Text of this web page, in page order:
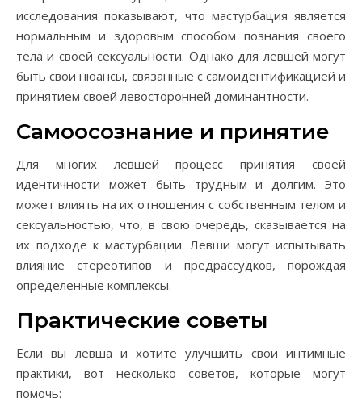
исследования показывают, что мастурбация является
нормальным и здоровым способом познания своего
тела и своей сексуальности. Однако для левшей могут
быть свои нюансы, связанные с самоидентификацией и
принятием своей левосторонней доминантности.
Самоосознание и принятие
Для многих левшей процесс принятия своей
идентичности может быть трудным и долгим. Это
может влиять на их отношения с собственным телом и
сексуальностью, что, в свою очередь, сказывается на
их подходе к мастурбации. Левши могут испытывать
влияние стереотипов и предрассудков, порождая
определенные комплексы.
Практические советы
Если вы левша и хотите улучшить свои интимные
практики, вот несколько советов, которые могут
помочь: